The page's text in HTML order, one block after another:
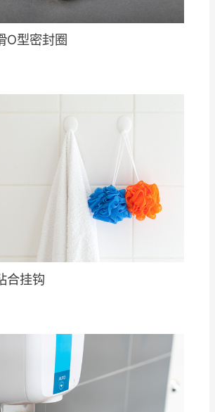
O型密封圈
合挂钩